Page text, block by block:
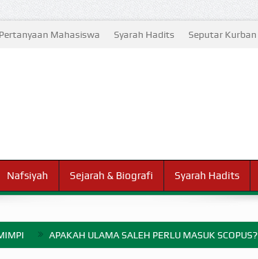
Pertanyaan Mahasiswa Syarah Hadits Seputar Kurban
Nafsiyah Sejarah & Biografi Syarah Hadits
APAKAH ULAMA SALEH PERLU MASUK SCOPUS?